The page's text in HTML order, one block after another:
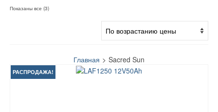
Показаны все (3)Цены:
Главная > Sacred Sun
РАСПРОДАЖА!